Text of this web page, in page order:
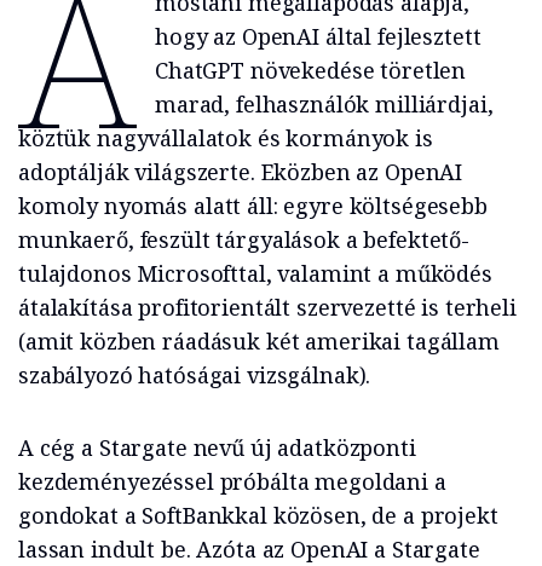
A
hogy az OpenAI által fejlesztett
ChatGPT növekedése töretlen
marad, felhasználók milliárdjai,
köztük nagyvállalatok és kormányok is
adoptálják világszerte. Eközben az OpenAI
komoly nyomás alatt áll: egyre költségesebb
munkaerő, feszült tárgyalások a befektető-
tulajdonos Microsofttal, valamint a működés
átalakítása profitorientált szervezetté is terheli
(amit közben ráadásuk két amerikai tagállam
szabályozó hatóságai vizsgálnak).
A cég a Stargate nevű új adatközponti
kezdeményezéssel próbálta megoldani a
gondokat a SoftBankkal közösen, de a projekt
lassan indult be. Azóta az OpenAI a Stargate